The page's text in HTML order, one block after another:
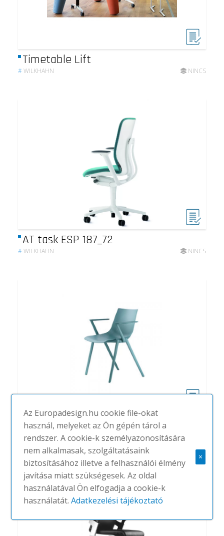
Timetable Lift
#WILKHAHN NINCS
AT task ESP 187_72
#WILKHAHN NINCS
Aula
WILKHAHN
Az Europadesign.hu cookie file-okat
használ, melyeket az Ön gépén tárol a
rendszer. A cookie-k személyazonosítására
nem alkalmasak, szolgáltatásaink
biztosításához illetve a felhasználói élmény
javítása miatt szükségesek. Az oldal
használatával Ön elfogadja a cookie-k
használatát.Adatkezelési tájékoztató
×